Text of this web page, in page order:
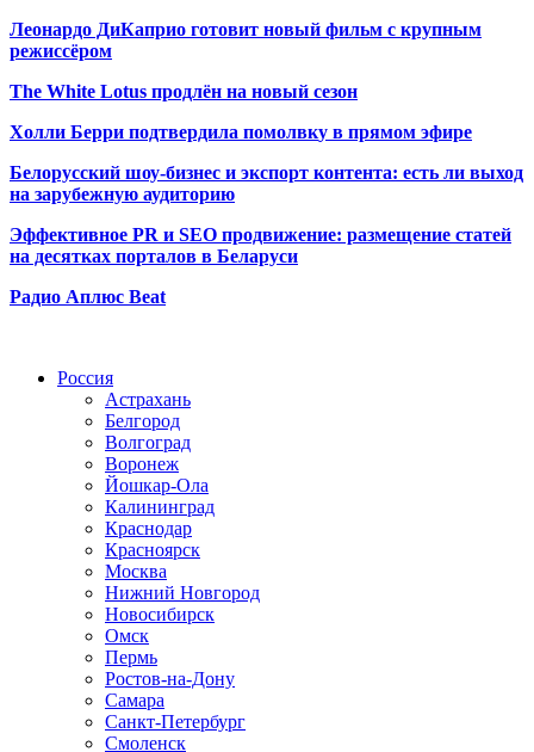
Леонардо ДиКаприо готовит новый фильм с крупным
режиссёром
The White Lotus продлён на новый сезон
Холли Берри подтвердила помолвку в прямом эфире
Белорусский шоу-бизнес и экспорт контента: есть ли выход
на зарубежную аудиторию
Эффективное PR и SEO продвижение: размещение статей
на десятках порталов в Беларуси
Радио Аплюс Beat
Россия
Астрахань
Белгород
Волгоград
Воронеж
Йошкар-Ола
Калининград
Краснодар
Красноярск
Москва
Нижний Новгород
Новосибирск
Омск
Пермь
Ростов-на-Дону
Самара
Санкт-Петербург
Смоленск